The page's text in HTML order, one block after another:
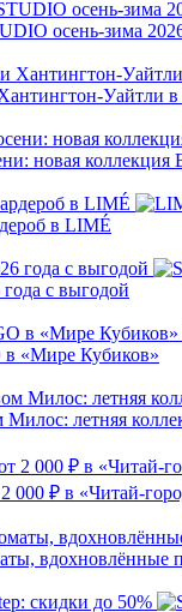
осень-зима
новая коллекция
в LIMÉ
с выгодой
«Мире Кубиков»
Милос: летняя
000 ₽ в «Читай-
вдохновлённые